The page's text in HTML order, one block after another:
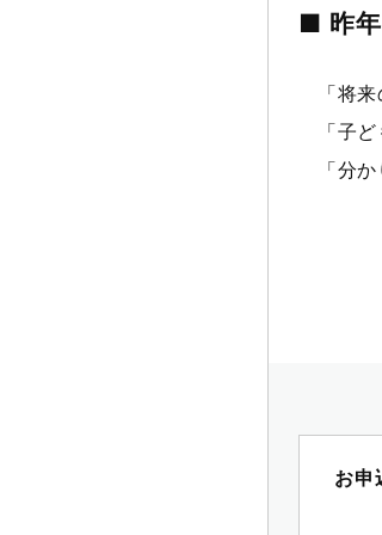
■ 昨
「将来
「子ど
「分か
お申